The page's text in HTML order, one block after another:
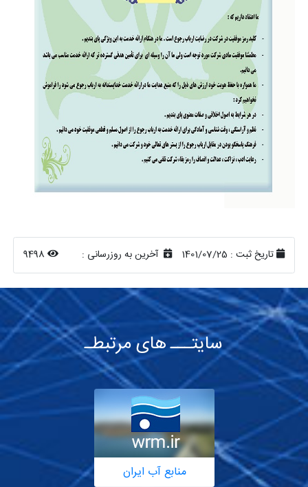
تاریخ ثبت : 1401/07/25 آخرین به روزرسانی : 9498
سایتـــ های مرتبطـ
منابع آب ایران